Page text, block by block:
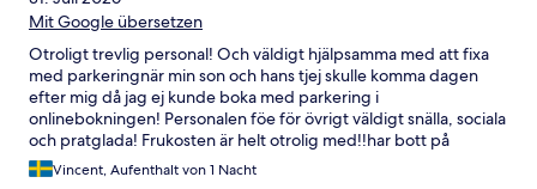
Mit Google übersetzen
Otroligt trevlig personal! Och väldigt hjälpsamma med att fixa
med parkeringnär min son och hans tjej skulle komma dagen
efter mig då jag ej kunde boka med parkering i
onlinebokningen! Personalen föe för övrigt väldigt snälla, sociala
och pratglada! Frukosten är helt otrolig med!!har bott på
comfort flera gånger och kommer fortsätta välja comfort vid
varje Västerås besök! 💯
Vincent, Aufenthalt von 1 Nacht